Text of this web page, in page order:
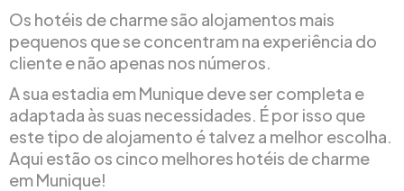
Os hotéis de charme são alojamentos mais
pequenos que se concentram na experiência do
cliente e não apenas nos números.
A sua estadia em Munique deve ser completa e
adaptada às suas necessidades. É por isso que
este tipo de alojamento é talvez a melhor escolha.
Aqui estão os cinco melhores hotéis de charme
em Munique!